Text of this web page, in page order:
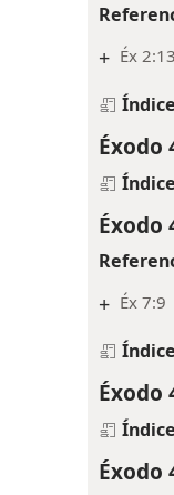
+ Éx
Éxodo
Éxodo
+ Éx 7:9
Éxodo
Éxodo